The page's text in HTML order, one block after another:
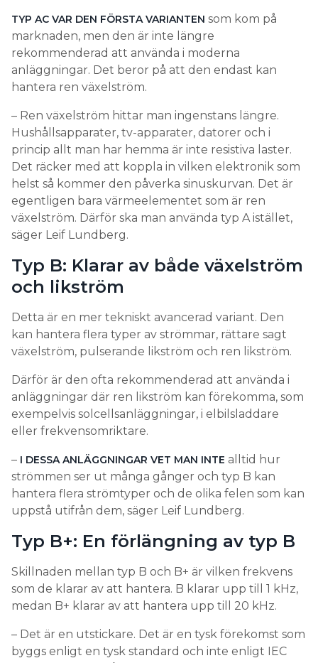
TYP AC VAR DEN FÖRSTA VARIANTEN som kom på
marknaden, men den är inte längre
rekommenderad att använda i moderna
anläggningar. Det beror på att den endast kan
hantera ren växelström.
– Ren växelström hittar man ingenstans längre.
Hushållsapparater, tv-apparater, datorer och i
princip allt man har hemma är inte resistiva laster.
Det räcker med att koppla in vilken elektronik som
helst så kommer den påverka sinuskurvan. Det är
egentligen bara värmeelementet som är ren
växelström. Därför ska man använda typ A istället,
säger Leif Lundberg.
Typ B: Klarar av både växelström
och likström
Detta är en mer tekniskt avancerad variant. Den
kan hantera flera typer av strömmar, rättare sagt
växelström, pulserande likström och ren likström.
Därför är den ofta rekommenderad att använda i
anläggningar där ren likström kan förekomma, som
exempelvis solcellsanläggningar, i elbilsladdare
eller frekvensomriktare.
– I DESSA ANLÄGGNINGAR VET MAN INTE alltid hur
strömmen ser ut många gånger och typ B kan
hantera flera strömtyper och de olika felen som kan
uppstå utifrån dem, säger Leif Lundberg.
Typ B+: En förlängning av typ B
Skillnaden mellan typ B och B+ är vilken frekvens
som de klarar av att hantera. B klarar upp till 1 kHz,
medan B+ klarar av att hantera upp till 20 kHz.
– Det är en utstickare. Det är en tysk förekomst som
byggs enligt en tysk standard och inte enligt IEC